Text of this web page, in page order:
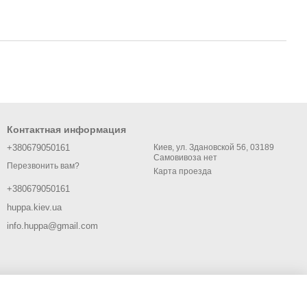
Контактная информация
+380679050161
Перезвонить вам?
+380679050161
huppa.kiev.ua
info.huppa@gmail.com
Киев, ул. Здановской 56, 03189
Самовивоза нет
Карта проезда